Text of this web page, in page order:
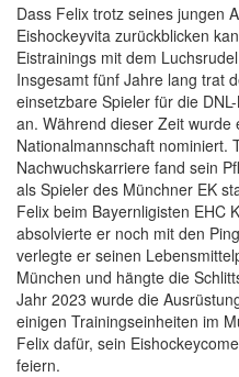
Dass Felix trotz seines jungen
Eishockeyvita zurückblicken
Eistrainings mit dem
Insgesamt fünf Jahre lang trat
einsetzbare Spieler für die
an. Während dieser Zeit
Nationalmannschaft nominiert.
Nachwuchskarriere fand sein
als Spieler des Münchner EK
Felix beim Bayernligisten EHC
absolvierte er noch mit den
verlegte er seinen
München und hängte die
Jahr 2023 wurde die
einigen Trainingseinheiten im
Felix dafür, sein
feiern.